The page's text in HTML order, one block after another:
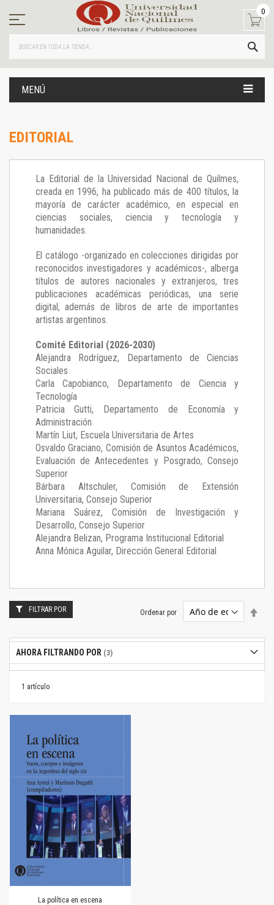
contenido
0
MENÚ
EDITORIAL
La Editorial de la Universidad Nacional de Quilmes,
creada en 1996, ha publicado más de 400 títulos, la
mayoría de carácter académico, en especial en
ciencias sociales, ciencia y tecnología y
humanidades.
El catálogo -organizado en colecciones dirigidas por
reconocidos investigadores y académicos-, alberga
títulos de autores nacionales y extranjeros, tres
publicaciones académicas periódicas, una serie
digital, además de libros de arte de importantes
artistas argentinos.
Comité Editorial (2026-2030)
Alejandra Rodríguez, Departamento de Ciencias
Sociales
Carla Capobianco, Departamento de Ciencia y
Tecnología
Patricia Gutti, Departamento de Economía y
Administración
Martín Liut, Escuela Universitaria de Artes
Osvaldo Graciano, Comisión de Asuntos Académicos,
Evaluación de Antecedentes y Posgrado, Consejo
Superior
Bárbara Altschuler, Comisión de Extensión
Universitaria, Consejo Superior
Mariana Suárez, Comisión de Investigación y
Desarrollo, Consejo Superior
Alejandra Belizan, Programa Institucional Editorial
Anna Mónica Aguilar, Dirección General Editorial
1 artículo
Ordenar por
La política en escena
FILTRAR POR
AHORA FILTRANDO POR